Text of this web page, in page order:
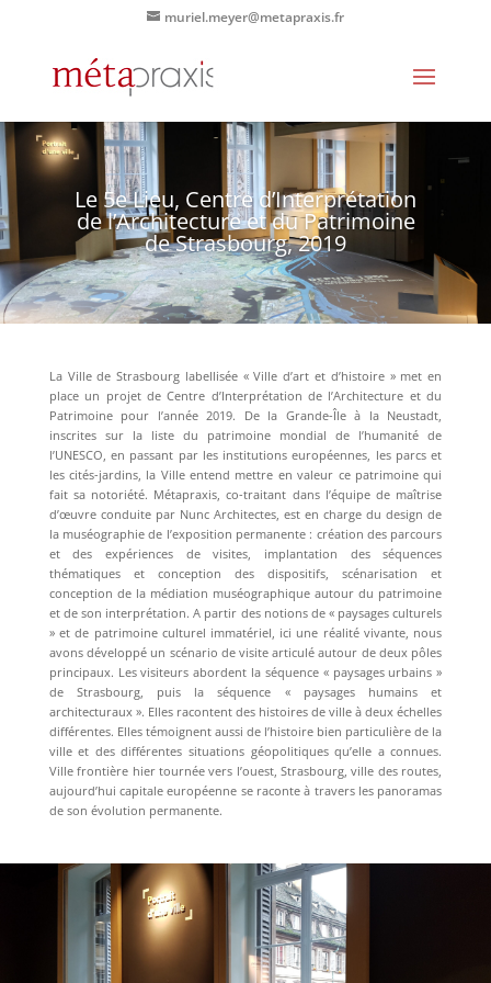
muriel.meyer@metapraxis.fr
Le 5e Lieu, Centre d’Interprétation
de l’Architecture et du Patrimoine
de Strasbourg, 2019
La Ville de Strasbourg labellisée « Ville d’art et d’histoire » met en
place un projet de Centre d’Interprétation de l’Architecture et du
Patrimoine pour l’année 2019. De la Grande-Île à la Neustadt,
inscrites sur la liste du patrimoine mondial de l’humanité de
l’UNESCO, en passant par les institutions européennes, les parcs et
les cités-jardins, la Ville entend mettre en valeur ce patrimoine qui
fait sa notoriété. Métapraxis, co-traitant dans l’équipe de maîtrise
d’œuvre conduite par Nunc Architectes, est en charge du design de
la muséographie de l’exposition permanente : création des parcours
et des expériences de visites, implantation des séquences
thématiques et conception des dispositifs, scénarisation et
conception de la médiation muséographique autour du patrimoine
et de son interprétation. A partir des notions de « paysages culturels
» et de patrimoine culturel immatériel, ici une réalité vivante, nous
avons développé un scénario de visite articulé autour de deux pôles
principaux. Les visiteurs abordent la séquence « paysages urbains »
de Strasbourg, puis la séquence « paysages humains et
architecturaux ». Elles racontent des histoires de ville à deux échelles
différentes. Elles témoignent aussi de l’histoire bien particulière de la
ville et des différentes situations géopolitiques qu’elle a connues.
Ville frontière hier tournée vers l’ouest, Strasbourg, ville des routes,
aujourd’hui capitale européenne se raconte à travers les panoramas
de son évolution permanente.